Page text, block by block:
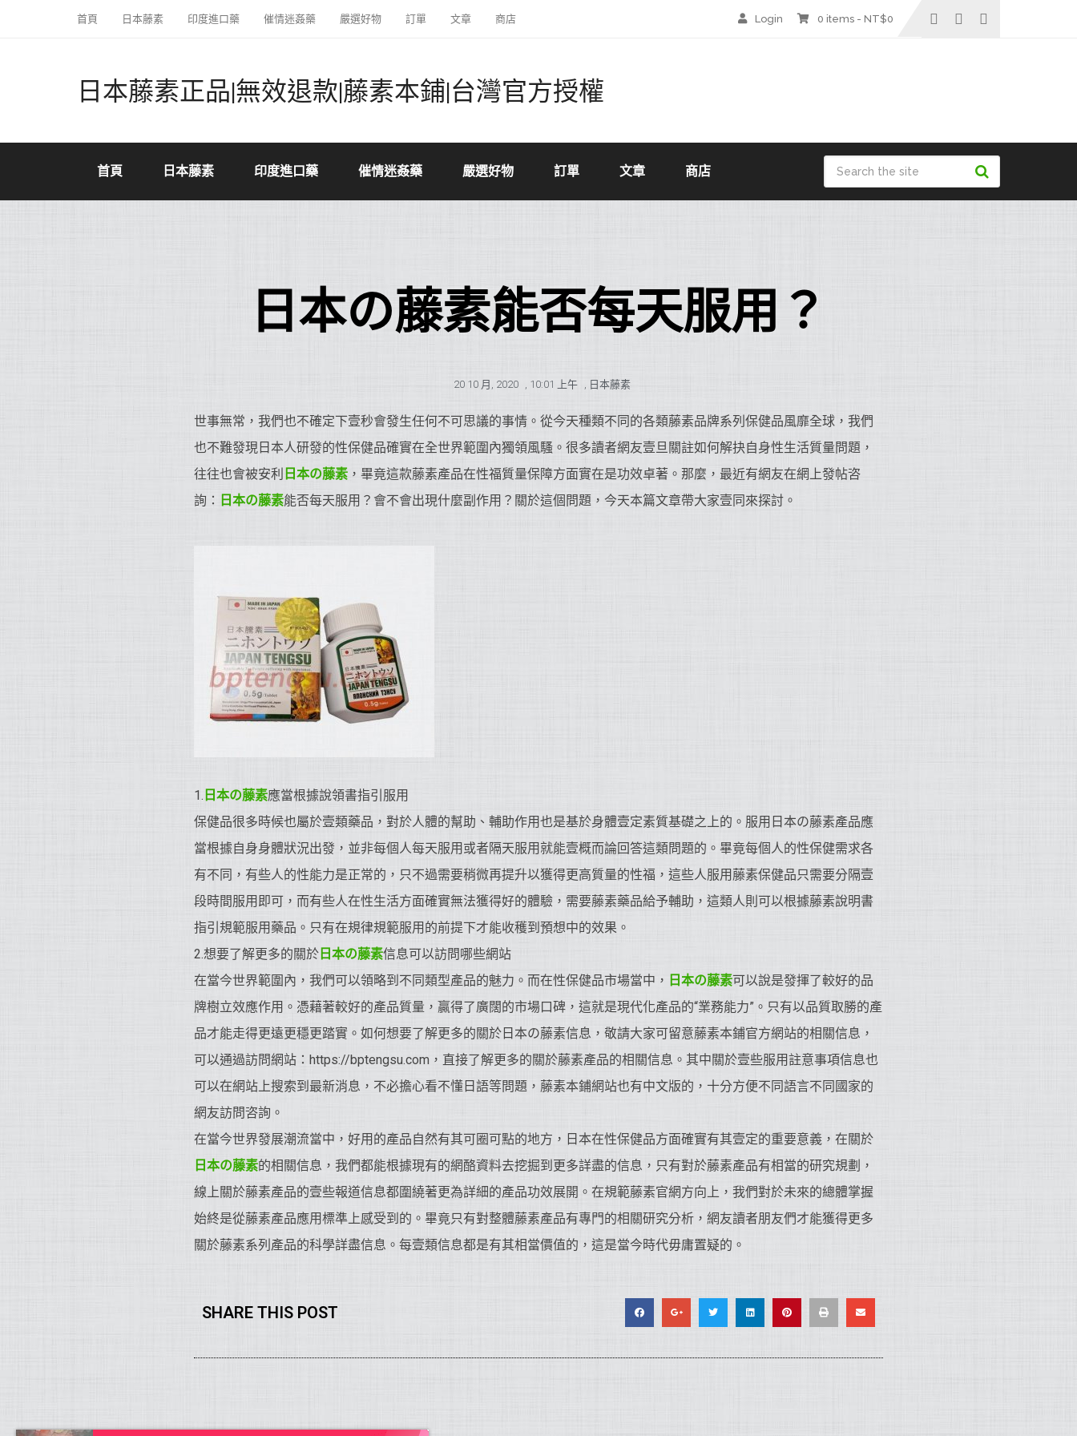
首頁 日本藤素 印度進口藥 催情迷姦藥 嚴選好物 訂單 文章 商店 Login 0 items - NT$0
日本藤素正品|無效退款|藤素本鋪|台灣官方授權
首頁 日本藤素 印度進口藥 催情迷姦藥 嚴選好物 訂單 文章 商店
日本の藤素能否每天服用？
20 10 月, 2020 , 10:01 上午 , 日本藤素
世事無常，我們也不確定下壹秒會發生任何不可思議的事情。從今天種類不同的各類藤素品牌系列保健品風靡全球，我們
也不難發現日本人研發的性保健品確實在全世界範圍內獨領風騷。很多讀者網友壹旦關註如何解抉自身性生活質量問題，
往往也會被安利 日本の藤素 ，畢竟這款藤素產品在性福質量保障方面實在是功效卓著。那麼，最近有網友在網上發帖咨
詢： 日本の藤素能否每天服用？會不會出現什麼副作用？關於這個問題，今天本篇文章帶大家壹同來探討。
1. 日本の藤素應當根據說領書指引服用
保健品很多時候也屬於壹類藥品，對於人體的幫助、輔助作用也是基於身體壹定素質基礎之上的。服用日本の藤素產品應
當根據自身身體狀況出發，並非每個人每天服用或者隔天服用就能壹概而論回答這類問題的。畢竟每個人的性保健需求各
有不同，有些人的性能力是正常的，只不過需要稍微再提升以獲得更高質量的性福，這些人服用藤素保健品只需要分隔壹
段時間服用即可，而有些人在性生活方面確實無法獲得好的體驗，需要藤素藥品給予輔助，這類人則可以根據藤素說明書
指引規範服用藥品。只有在規律規範服用的前提下才能收穫到預想中的效果。
2.想要了解更多的關於 日本の藤素信息可以訪問哪些網站
在當今世界範圍內，我們可以領略到不同類型產品的魅力。而在性保健品市場當中， 日本の藤素可以說是發揮了較好的品
牌樹立效應作用。憑藉著較好的產品質量，贏得了廣闊的市場口碑，這就是現代化產品的“業務能力”。只有以品質取勝的產
品才能走得更遠更穩更踏實。如何想要了解更多的關於日本の藤素信息，敬請大家可留意藤素本鋪官方網站的相關信息，
可以通過訪問網站：https://bptengsu.com，直接了解更多的關於藤素產品的相關信息。其中關於壹些服用註意事項信息也
可以在網站上搜索到最新消息，不必擔心看不懂日語等問題，藤素本鋪網站也有中文版的，十分方便不同語言不同國家的
網友訪問咨詢。
在當今世界發展潮流當中，好用的產品自然有其可圈可點的地方，日本在性保健品方面確實有其壹定的重要意義，在關於
日本の藤素的相關信息，我們都能根據現有的網酪資料去挖掘到更多詳盡的信息，只有對於藤素產品有相當的研究規劃，
線上關於藤素產品的壹些報道信息都圍繞著更為詳細的產品功效展開。在規範藤素官網方向上，我們對於未來的總體掌握
始終是從藤素產品應用標準上感受到的。畢竟只有對整體藤素產品有專門的相關研究分析，網友讀者朋友們才能獲得更多
關於藤素系列產品的科學詳盡信息。每壹類信息都是有其相當價值的，這是當今時代毋庸置疑的。
SHARE THIS POST